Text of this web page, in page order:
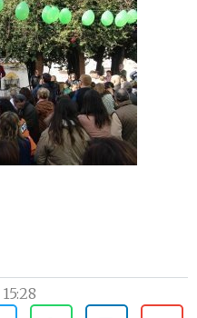
15:28